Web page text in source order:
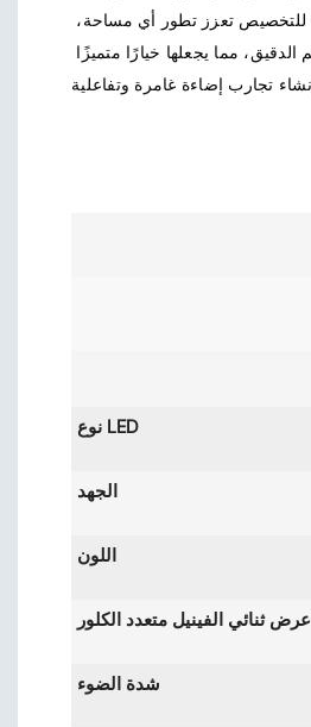
نوع LED
الجهد
اللون
عرض ثنائي الفينيل متعدد الكلور
شدة الضوء